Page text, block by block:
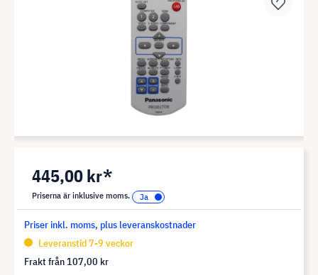
445,00 kr*
Priserna är inklusive moms.
Priser inkl. moms, plus leveranskostnader
Leveranstid 7-9 veckor
Frakt från 107,00 kr